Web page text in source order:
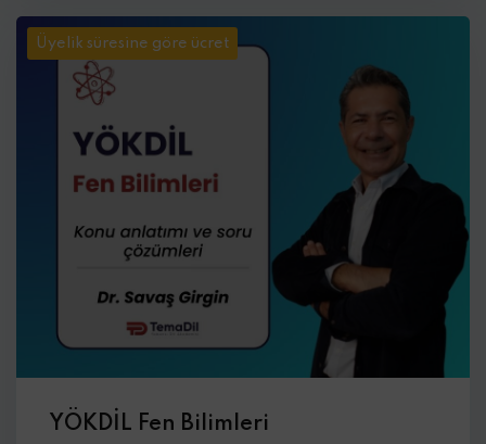
Üyelik süresine göre ücret
YÖKDİL Fen Bilimleri